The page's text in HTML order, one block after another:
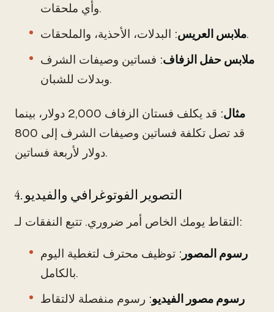
وأي ملحقات.
ملابس العريس: البدلات، الأحذية، والملحقات.
ملابس حفل الزفاف: فساتين وصيفات الشرف
وبدلات للشبان.
مثال
: قد يكلف فستان الزفاف 2,000 دولار، بينما
قد تصل تكلفة فساتين وصيفات الشرف إلى 800
دولار لأربعة فساتين.
4. التصوير الفوتوغرافي والفيديو
التقاط يومك الخاص أمر ضروري. تتبع النفقات لـ:
رسوم المصور : توظيف محترف لتغطية اليوم
بالكامل.
رسوم مصور الفيديو: رسوم منفصلة لالتقاط